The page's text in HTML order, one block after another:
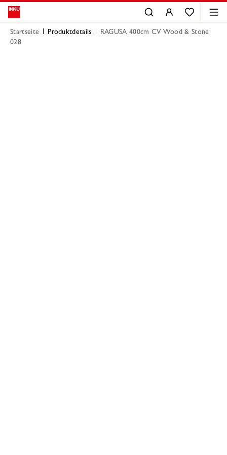
Startseite Produktdetails
RAGUSA 400cm CV Wood & Stone
028